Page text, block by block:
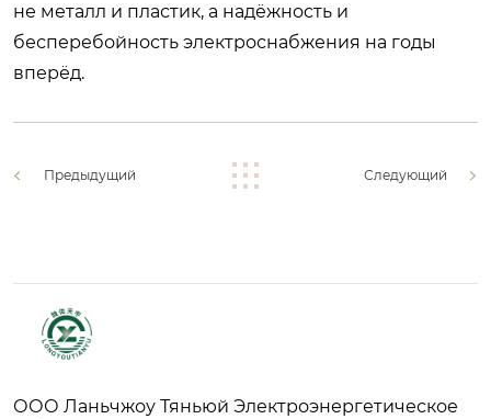
не металл и пластик, а надёжность и
бесперебойность электроснабжения на годы
вперёд.
Предыдущий Следующий
ООО Ланьчжоу Тяньюй Электроэнергетическое